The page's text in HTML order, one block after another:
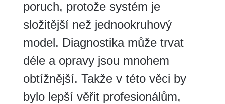
poruch, protože systém je
složitější než jednookruhový
model. Diagnostika může trvat
déle a opravy jsou mnohem
obtížnější. Takže v této věci by
bylo lepší věřit profesionálům,